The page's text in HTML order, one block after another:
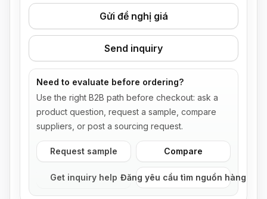
Gửi đề nghị giá
Send inquiry
Need to evaluate before ordering?
Use the right B2B path before checkout: ask a
product question, request a sample, compare
suppliers, or post a sourcing request.
Request sample Compare
Get inquiry help Đăng yêu cầu tìm nguồn hàng